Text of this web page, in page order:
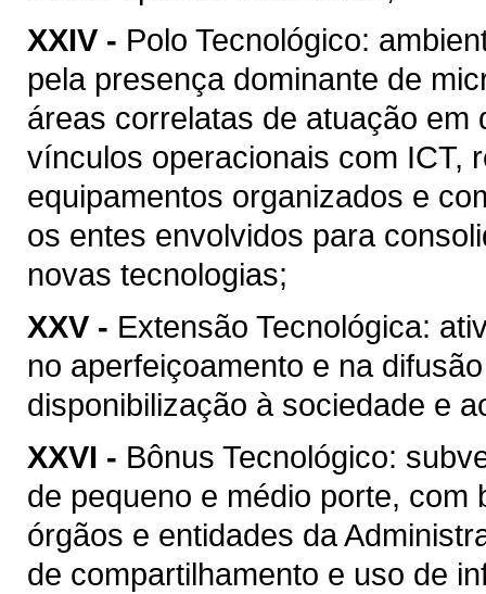
XXIV - Polo Tecnológico:
pela presença dominante de
áreas correlatas de atuação
vínculos operacionais com ICT,
equipamentos organizados e
os entes envolvidos para
novas tecnologias;
XXV - Extensão Tecnológica:
no aperfeiçoamento e na
disponibilização à sociedade e
XXVI - Bônus Tecnológico:
de pequeno e médio porte,
órgãos e entidades da
de compartilhamento e uso de